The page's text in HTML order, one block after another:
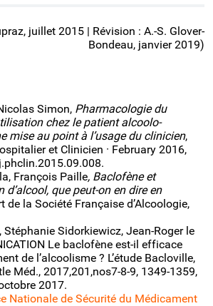
juillet 2015 | Révision : A.-S. Glover-
Bondeau, janvier 2019)
Simon, Pharmacologie du
chez le patient alcoolo-
mise au point à l’usage du clinicien,
et Clinicien · February 2016,
François Paille, Baclofène et
que peut-on en dire en
de la Société Française d’Alcoologie,
Stéphanie Sidorkiewicz, Jean-Roger le
Le baclofène est-il efficace
de l’alcoolisme ? L’étude Bacloville,
Méd., 2017,201,nos7-8-9, 1349-1359,
2017.
Nationale de Sécurité du Médicament